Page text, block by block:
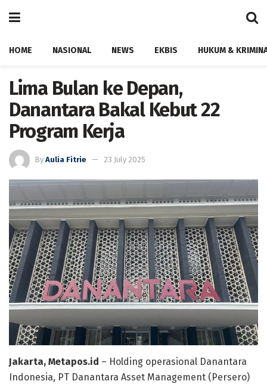
HOME NASIONAL NEWS EKBIS HUKUM &
Lima Bulan ke Depan,
Danantara Bakal Kebut 22
Program Kerja
By Aulia Fitrie 23 July 2025
Jakarta, Metapos.id – Holding operasional Danantara
Indonesia, PT Danantara Asset Management (Persero)